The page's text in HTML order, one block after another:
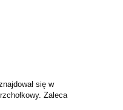
się w
Zaleca